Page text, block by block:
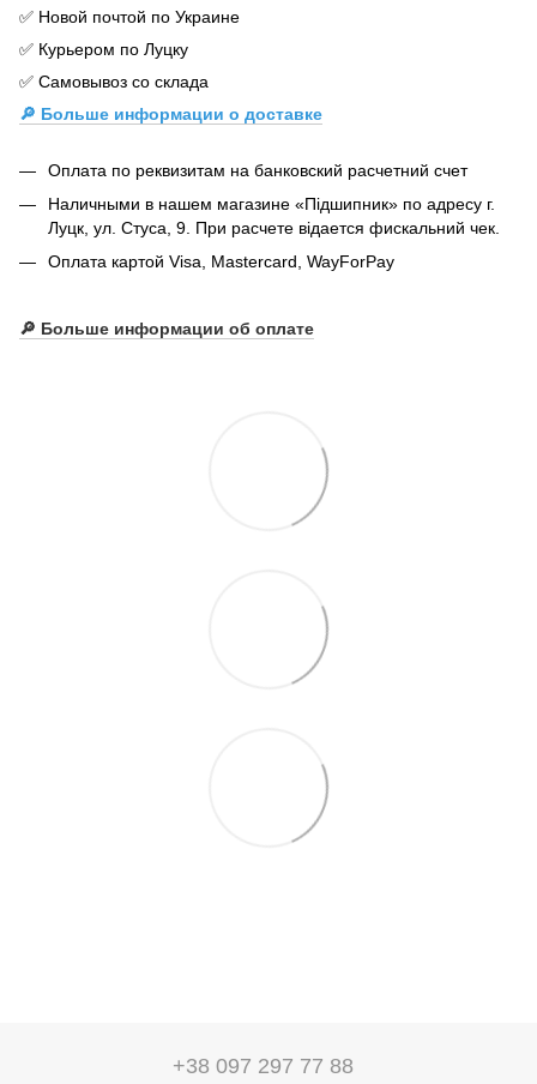
✅ Новой почтой по Украине
✅ Курьером по Луцку
✅ Самовывоз со склада
🔎 Больше информации о доставке
Оплата по реквизитам на банковский расчетний счет
Наличными в нашем магазине «Підшипник» по адресу г.
Луцк, ул. Стуса, 9. При расчете відается фискальний чек.
Оплата картой Visa, Mastercard, WayForPay
🔎 Больше информации об оплате
+38 097 297 77 88